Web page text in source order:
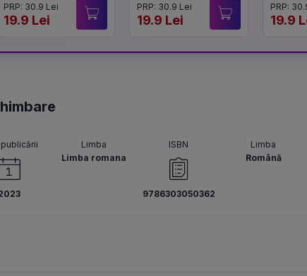
PRP: 30.9 Lei
19.9 Lei
PRP: 30.9 Lei
19.9 Lei
PRP:
19.9
Limba
Limba romana
ISBN
9786303050362
Limba
Română